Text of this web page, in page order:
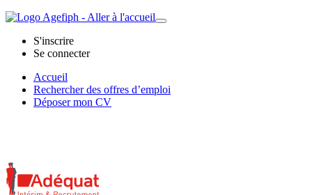
S'inscrire
Se connecter
Accueil
Rechercher des offres d’emploi
Déposer mon CV